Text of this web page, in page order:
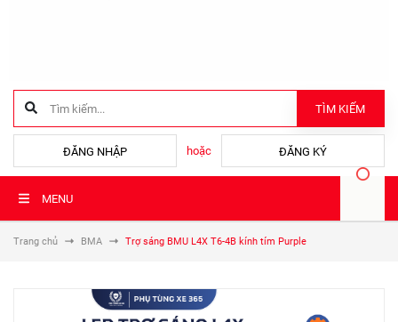
TÌM KIẾM
ĐĂNG NHẬP hoặc ĐĂNG KÝ
MENU
Trang chủ BMA Trợ sáng BMU L4X T6-4B kính tím Purple